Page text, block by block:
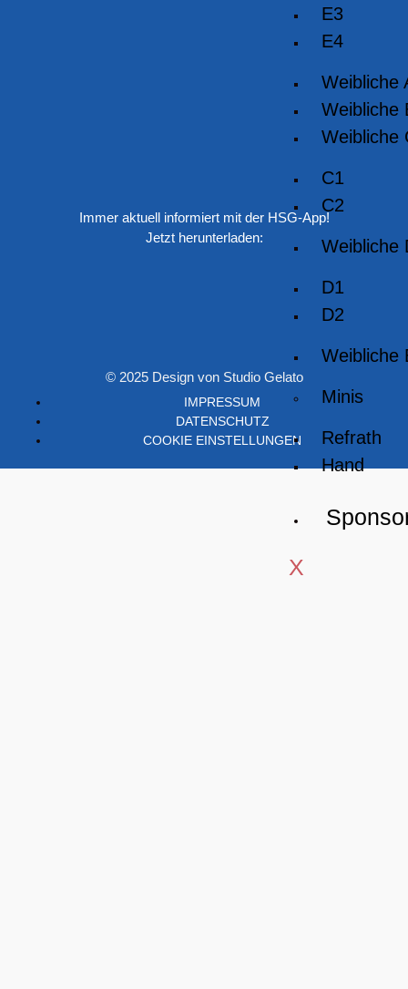
E3
E4
Weibliche
Weibliche
Weibliche
C1
C2
Weibliche
D1
D2
Weibliche
Minis
Refrath
Hand
X
Immer aktuell informiert mit der HSG-App!
Jetzt herunterladen:
© 2025 Design von Studio Gelato
IMPRESSUM
DATENSCHUTZ
COOKIE EINSTELLUNGEN